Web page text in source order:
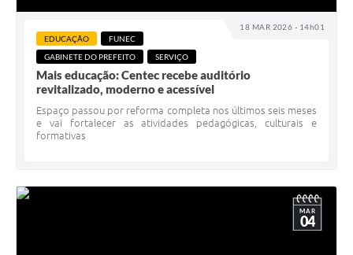
18 MAR 2026 - 14h01
EDUCAÇÃO
FUNEC
GABINETE DO PREFEITO
SERVIÇO
Mais educação: Centec recebe auditório
revitalizado, moderno e acessível
Espaço passou por reforma completa nos últimos seis meses
e vai fortalecer as atividades pedagógicas, culturais e
formativas
MAR
04